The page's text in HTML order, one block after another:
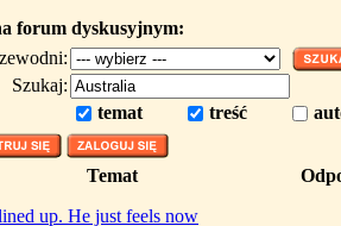
forum dyskusyjnym:
Szukaj:
temat
treść
Temat
up. He just feels now